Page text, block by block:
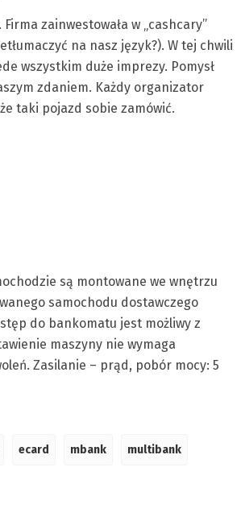
zainwestowała w „cashcary”
na nasz język?). W tej chwili
wszystkim duże imprezy. Pomysł
zdaniem. Każdy organizator
taki pojazd sobie zamówić.
są montowane we wnętrzu
samochodu dostawczego
do bankomatu jest możliwy z
maszyny nie wymaga
Zasilanie – prąd, pobór mocy: 5
ecard mbank multibank